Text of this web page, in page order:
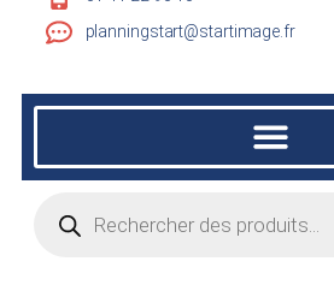
planningstart@startimage.fr